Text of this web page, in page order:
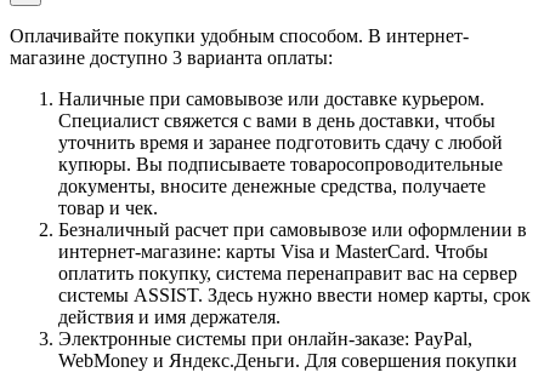
Оплачивайте покупки удобным способом. В интернет-
магазине доступно 3 варианта оплаты:
Наличные при самовывозе или доставке курьером.
Специалист свяжется с вами в день доставки, чтобы
уточнить время и заранее подготовить сдачу с любой
купюры. Вы подписываете товаросопроводительные
документы, вносите денежные средства, получаете
товар и чек.
Безналичный расчет при самовывозе или оформлении в
интернет-магазине: карты Visa и MasterCard. Чтобы
оплатить покупку, система перенаправит вас на сервер
системы ASSIST. Здесь нужно ввести номер карты, срок
действия и имя держателя.
Электронные системы при онлайн-заказе: PayPal,
WebMoney и Яндекс.Деньги. Для совершения покупки